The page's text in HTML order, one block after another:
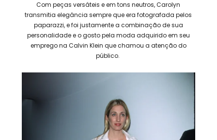
Com peças versáteis e em tons neutros, Carolyn
transmitia elegância sempre que era fotografada pelos
paparazzi, e foi justamente a combinação de sua
personalidade e o gosto pela moda adquirido em seu
emprego na Calvin Klein que chamou a atenção do
público.